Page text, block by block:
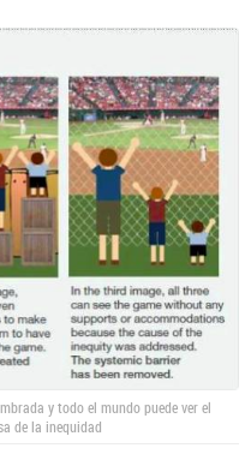
y todo el mundo puede ver el
de la inequidad